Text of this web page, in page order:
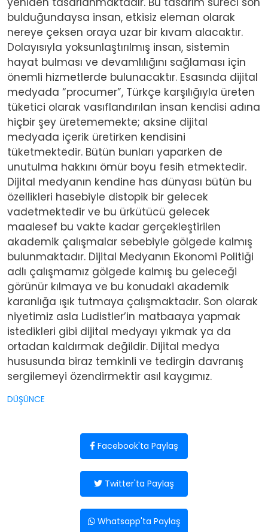
bulduğundaysa insan, etkisiz eleman olarak
nereye çeksen oraya uzar bir kıvam alacaktır.
Dolayısıyla yoksunlaştırılmış insan, sistemin
hayat bulması ve devamlılığını sağlaması için
önemli hizmetlerde bulunacaktır. Esasında dijital
medyada “procumer”, Türkçe karşılığıyla üreten
tüketici olarak vasıflandırılan insan kendisi adına
hiçbir şey üretememekte; aksine dijital
medyada içerik üretirken kendisini
tüketmektedir. Bütün bunları yaparken de
unutulma hakkını ömür boyu fesih etmektedir.
Dijital medyanın kendine has dünyası bütün bu
özellikleri hasebiyle distopik bir gelecek
vadetmektedir ve bu ürkütücü gelecek
maalesef bu vakte kadar gerçekleştirilen
akademik çalışmalar sebebiyle gölgede kalmış
bulunmaktadır. Dijital Medyanın Ekonomi Politiği
adlı çalışmamız gölgede kalmış bu geleceği
görünür kılmaya ve bu konudaki akademik
karanlığa ışık tutmaya çalışmaktadır. Son olarak
niyetimiz asla Ludistler’in matbaaya yapmak
istedikleri gibi dijital medyayı yıkmak ya da
ortadan kaldırmak değildir. Dijital medya
hususunda biraz temkinli ve tedirgin davranış
sergilemeyi özendirmektir asıl kaygımız.
DÜŞÜNCE
Facebook'ta Paylaş
Twitter'ta Paylaş
Whatsapp'ta Paylaş